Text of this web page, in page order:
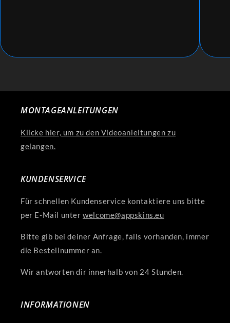
MONTAGEANLEITUNGEN
Klicke hier, um zu den Videoanleitungen zu
gelangen.
KUNDENSERVICE
Für schnellen Kundenservice kontaktiere uns bitte
per E-Mail unterwelcome@appskins.eu
Bitte gib bei deiner Anfrage, falls vorhanden, immer
die Bestellnummer an.
Wir antworten dir innerhalb von 24 Stunden.
INFORMATIONEN